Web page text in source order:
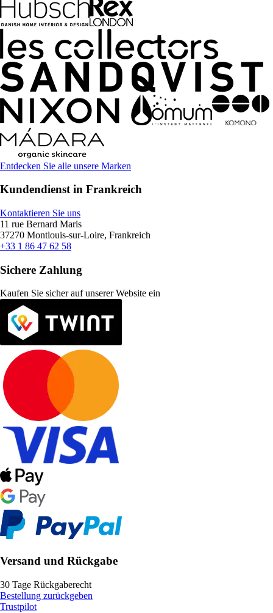
Entdecken Sie alle unsere Marken
Kundendienst in Frankreich
Kontaktieren Sie uns
11 rue Bernard Maris
37270 Montlouis-sur-Loire, Frankreich
+33 1 86 47 62 58
Sichere Zahlung
Kaufen Sie sicher auf unserer Website ein
Versand und Rückgabe
30 Tage Rückgaberecht
Bestellung zurückgeben
Trustpilot